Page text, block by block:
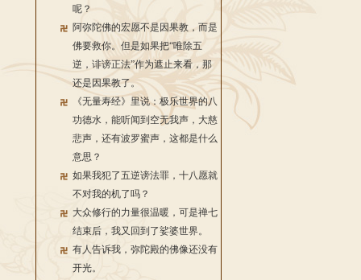
呢？
阿弥陀佛的宏愿不是因果教，而是
佛要救你。但是如果把“唯除五
逆，诽谤正法”作为遮止来看，那
还是因果教了。
《无量寿经》里说：极乐世界的八
功德水，能听闻到空无我声，大慈
悲声，还有波罗蜜声，这都是什么
意思？
如果我犯了五逆谤法罪，十八愿就
不对我的机了吗？
大众修行的力量很温暖，可是禅七
结束后，我又回到了娑婆世界。
有人告诉我，弥陀殿的佛像还没有
开光。